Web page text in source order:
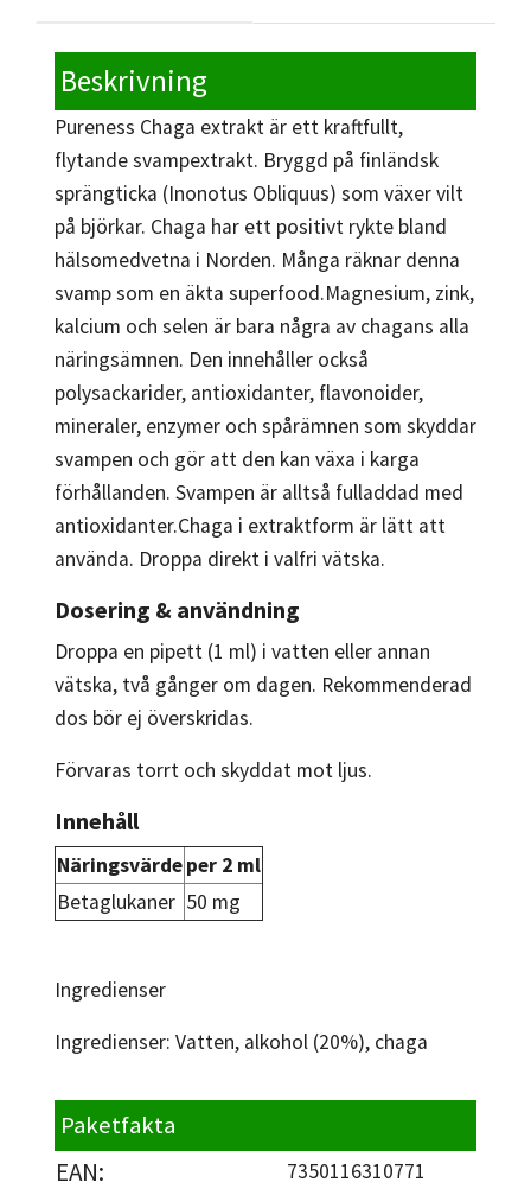
Beskrivning
Pureness Chaga extrakt är ett kraftfullt,
flytande svampextrakt. Bryggd på finländsk
sprängticka (Inonotus Obliquus) som växer vilt
på björkar. Chaga har ett positivt rykte bland
hälsomedvetna i Norden. Många räknar denna
svamp som en äkta superfood.Magnesium, zink,
kalcium och selen är bara några av chagans alla
näringsämnen. Den innehåller också
polysackarider, antioxidanter, flavonoider,
mineraler, enzymer och spårämnen som skyddar
svampen och gör att den kan växa i karga
förhållanden. Svampen är alltså fulladdad med
antioxidanter.Chaga i extraktform är lätt att
använda. Droppa direkt i valfri vätska.
Dosering & användning
Droppa en pipett (1 ml) i vatten eller annan
vätska, två gånger om dagen. Rekommenderad
dos bör ej överskridas.
Förvaras torrt och skyddat mot ljus.
Innehåll
Näringsvärdeper 2 ml
Betaglukaner 50 mg
Ingredienser
Ingredienser: Vatten, alkohol (20%), chaga
Paketfakta
EAN: 7350116310771